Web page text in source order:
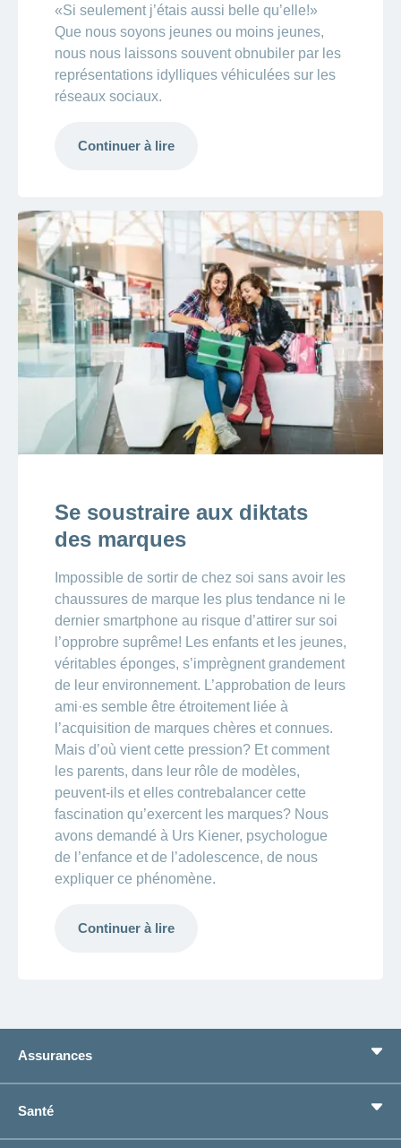
«Si seulement j’étais aussi belle qu’elle!»
Que nous soyons jeunes ou moins jeunes,
nous nous laissons souvent obnubiler par les
représentations idylliques véhiculées sur les
réseaux sociaux.
Continuer à lire
Se soustraire aux diktats
des marques
Impossible de sortir de chez soi sans avoir les
chaussures de marque les plus tendance ni le
dernier smartphone au risque d’attirer sur soi
l’opprobre suprême! Les enfants et les jeunes,
véritables éponges, s’imprègnent grandement
de leur environnement. L’approbation de leurs
ami·es semble être étroitement liée à
l’acquisition de marques chères et connues.
Mais d’où vient cette pression? Et comment
les parents, dans leur rôle de modèles,
peuvent-ils et elles contrebalancer cette
fascination qu’exercent les marques? Nous
avons demandé à Urs Kiener, psychologue
de l’enfance et de l’adolescence, de nous
expliquer ce phénomène.
Continuer à lire
Assurances
Assurances complémentaires
Santé